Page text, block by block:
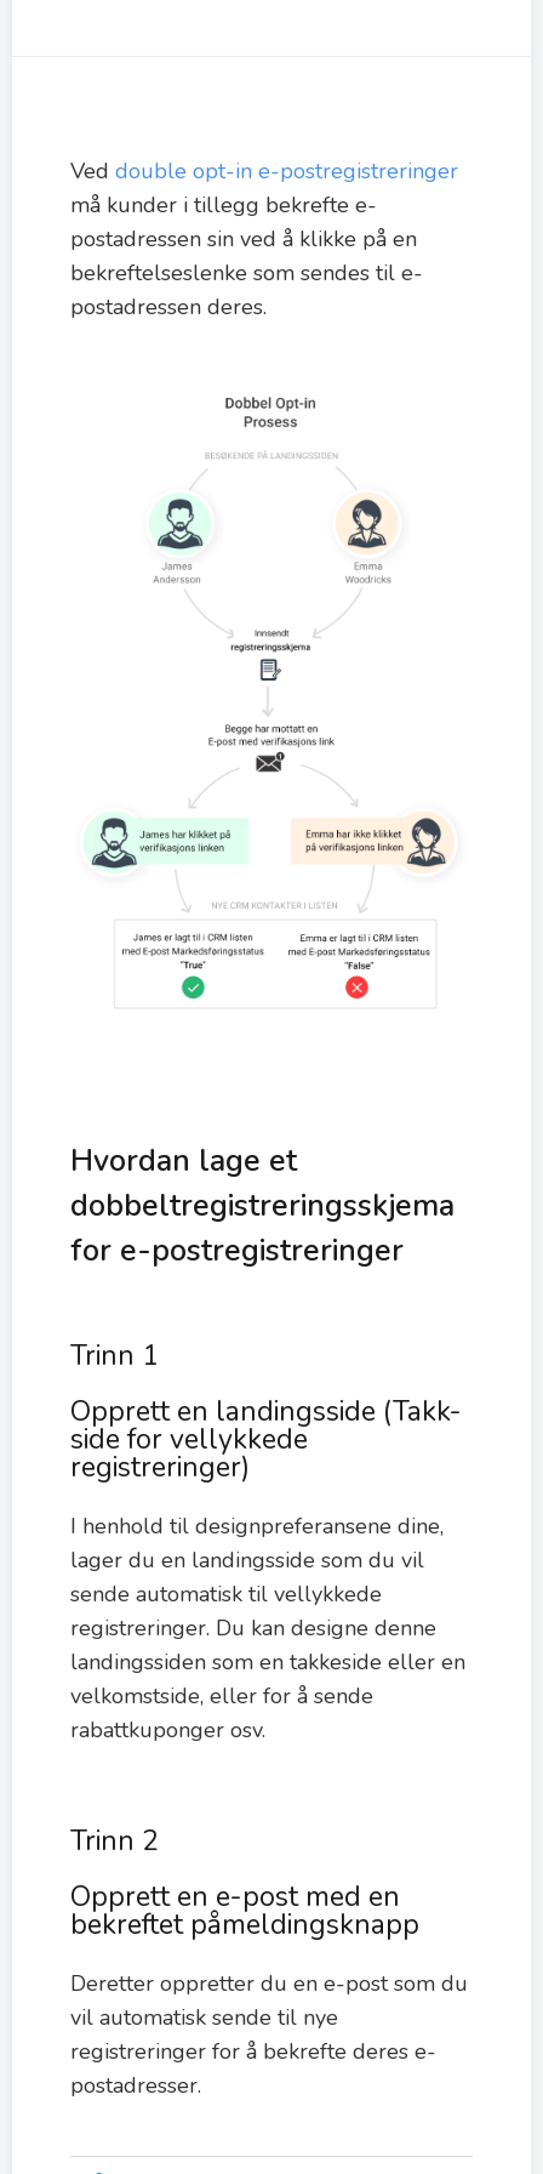
Ved double opt-in e-postregistreringer
må kunder i tillegg bekrefte e-
postadressen sin ved å klikke på en
bekreftelseslenke som sendes til e-
postadressen deres.
Hvordan lage et
dobbeltregistreringsskjema
for e-postregistreringer
Trinn 1
Opprett en landingsside (Takk-
side for vellykkede
registreringer)
I henhold til designpreferansene dine,
lager du en landingsside som du vil
sende automatisk til vellykkede
registreringer. Du kan designe denne
landingssiden som en takkeside eller en
velkomstside, eller for å sende
rabattkuponger osv.
Trinn 2
Opprett en e-post med en
bekreftet påmeldingsknapp
Deretter oppretter du en e-post som du
vil automatisk sende til nye
registreringer for å bekrefte deres e-
postadresser.